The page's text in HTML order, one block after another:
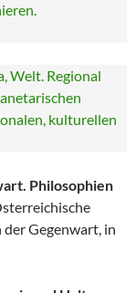
Welt. Regional
kulturellen
Philosophien
Gegenwart, in